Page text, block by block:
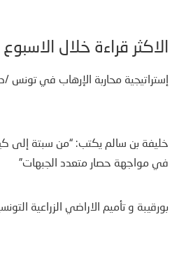
الأكثر قراءة خلال الأسبوع
إستراتيجية محاربة الإرهاب في تونس
خليفة بن سالم يكتب: “من سبتة إلى
في مواجهة حصار متعدد الجبهات”
بورقيبة و تأميم الاراضي الزراعية